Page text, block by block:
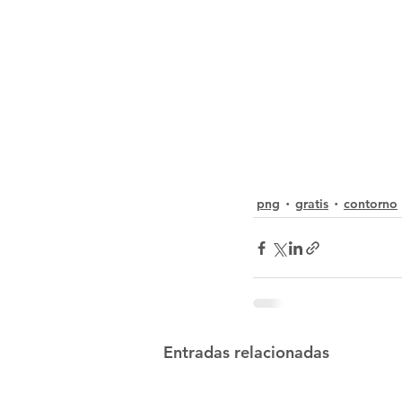
png gratis contorno
Entradas relacionadas